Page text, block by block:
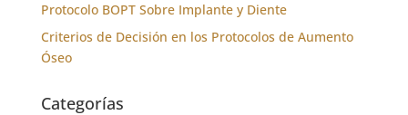
Protocolo BOPT Sobre Implante y Diente
Criterios de Decisión en los Protocolos de Aumento
Óseo
Categorías